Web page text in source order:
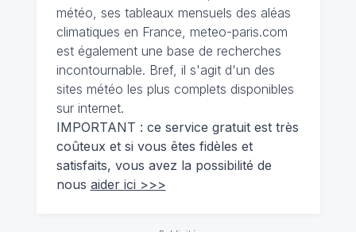
météo, ses tableaux mensuels des aléas
climatiques en France, meteo-paris.com
est également une base de recherches
incontournable. Bref, il s'agit d'un des
sites météo les plus complets disponibles
sur internet.
IMPORTANT : ce service gratuit est très
coûteux et si vous êtes fidèles et
satisfaits, vous avez la possibilité de
nous aider ici >>>